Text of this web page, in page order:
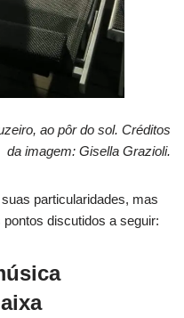
ao pôr do sol. Créditos
da imagem: Gisella Grazioli.
particularidades, mas
discutidos a seguir: